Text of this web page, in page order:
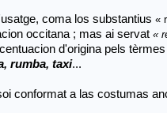
coma los substantius «
occitana ; mas ai servat «
d'origina pels
rumba, taxi...
conformat a las costumas